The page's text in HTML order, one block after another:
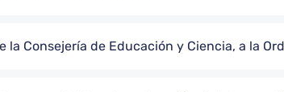
la Consejería de Educación y Ciencia, a la